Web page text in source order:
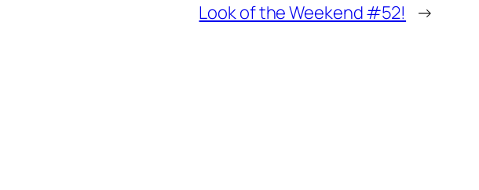
Look of the Weekend #52! →